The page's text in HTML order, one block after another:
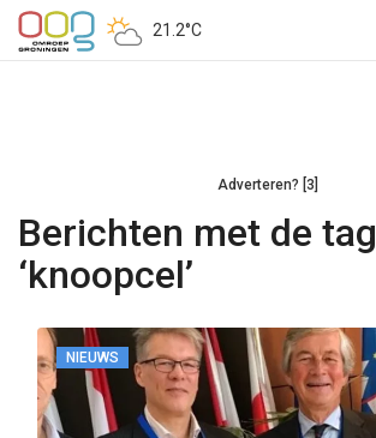
21.2°C
Adverteren? [3]
Berichten met de tag
‘knoopcel’
NIEUWS